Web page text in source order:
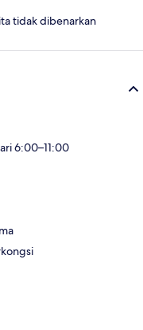
tidak dibenarkan
6:00–11:00